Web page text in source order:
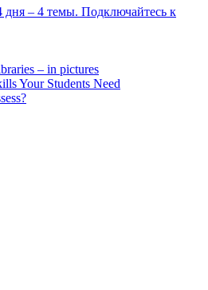
– 4 темы. Подключайтесь к
– in pictures
Your Students Need